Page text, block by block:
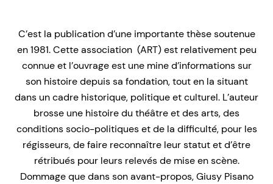
C’est la publication d’une importante thèse soutenue
en 1981. Cette association (ART) est relativement peu
connue et l’ouvrage est une mine d’informations sur
son histoire depuis sa fondation, tout en la situant
dans un cadre historique, politique et culturel. L’auteur
brosse une histoire du théâtre et des arts, des
conditions socio-politiques et de la difficulté, pour les
régisseurs, de faire reconnaître leur statut et d’être
rétribués pour leurs relevés de mise en scène.
Dommage que dans son avant-propos, Giusy Pisano